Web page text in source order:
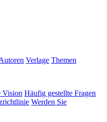
Verlage Themen
Vision Häufig gestellte Fragen
Werden Sie